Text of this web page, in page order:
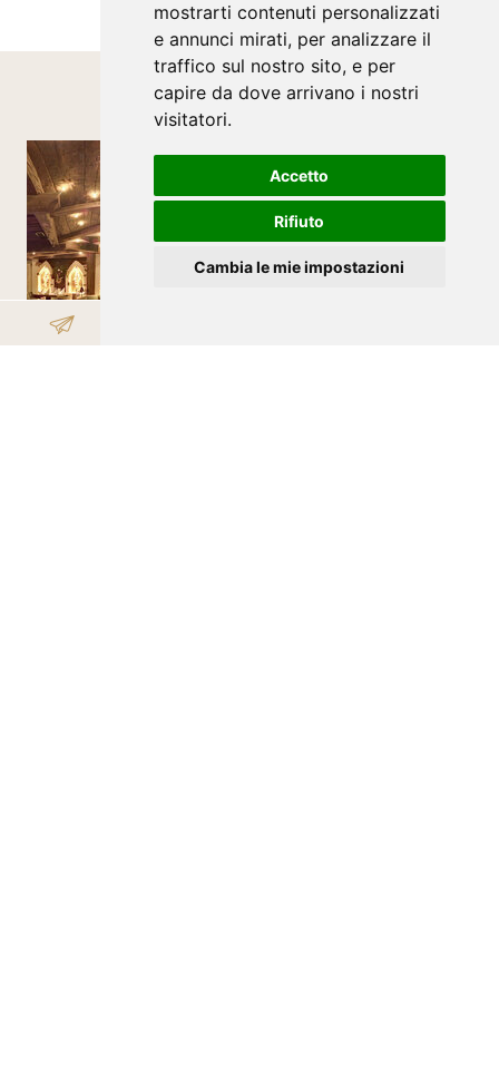
mostrarti contenuti personalizzati
e annunci mirati, per analizzare il
traffico sul nostro sito, e per
capire da dove arrivano i nostri
visitatori.
Accetto
Rifiuto
Cambia le mie impostazioni